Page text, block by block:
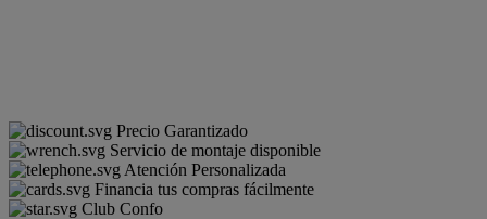
Precio Garantizado
Servicio de montaje disponible
Atención Personalizada
Financia tus compras fácilmente
Club Confo